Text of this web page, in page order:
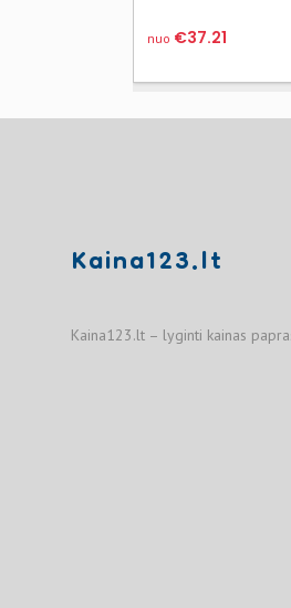
nuo €37.21
Kaina123.lt
Kaina123.lt – lyginti kainas